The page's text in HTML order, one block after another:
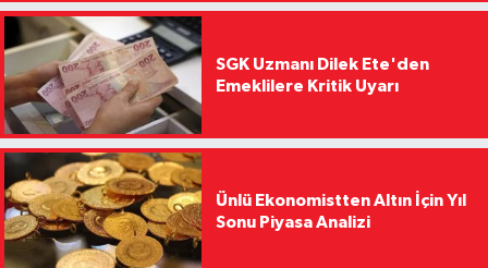
SGK Uzmanı Dilek Ete'den
Emeklilere Kritik Uyarı
Ünlü Ekonomistten Altın İçin Yıl
Sonu Piyasa Analizi